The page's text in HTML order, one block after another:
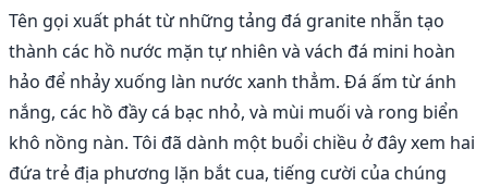
Tên gọi xuất phát từ những tảng đá granite nhẵn tạo
thành các hồ nước mặn tự nhiên và vách đá mini hoàn
hảo để nhảy xuống làn nước xanh thẳm. Đá ấm từ ánh
nắng, các hồ đầy cá bạc nhỏ, và mùi muối và rong biển
khô nồng nàn. Tôi đã dành một buổi chiều ở đây xem hai
đứa trẻ địa phương lặn bắt cua, tiếng cười của chúng